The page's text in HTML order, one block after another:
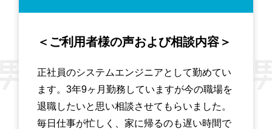
＜ご利用者様の声および相談内容＞
正社員のシステムエンジニアとして勤めてい
ます。3年9ヶ月勤務していますが今の職場を
退職したいと思い相談させてもらいました。
毎日仕事が忙しく、家に帰るのも遅い時間で